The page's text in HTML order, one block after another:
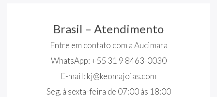
Brasil – Atendimento
Entre em contato com a Aucimara
WhatsApp: +55 31 9 8463-0030
E-mail: kj@keomajoias.com
Seg. à sexta-feira de 07:00 às 18:00